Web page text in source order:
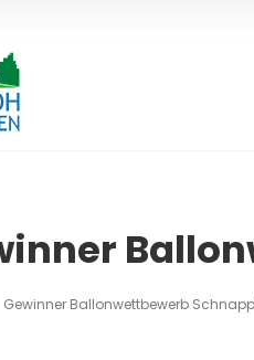
Gewinner Ballonwettbewerb